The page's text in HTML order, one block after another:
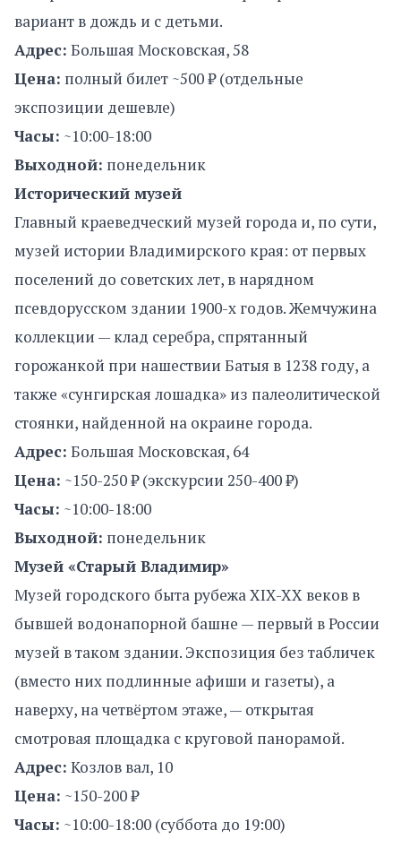
вариант в дождь и с детьми.
Адрес: Большая Московская, 58
Цена: полный билет ~500 ₽ (отдельные
экспозиции дешевле)
Часы: ~10:00-18:00
Выходной: понедельник
Исторический музей
Главный краеведческий музей города и, по сути,
музей истории Владимирского края: от первых
поселений до советских лет, в нарядном
псевдорусском здании 1900-х годов. Жемчужина
коллекции — клад серебра, спрятанный
горожанкой при нашествии Батыя в 1238 году, а
также «сунгирская лошадка» из палеолитической
стоянки, найденной на окраине города.
Адрес: Большая Московская, 64
Цена: ~150-250 ₽ (экскурсии 250-400 ₽)
Часы: ~10:00-18:00
Выходной: понедельник
Музей «Старый Владимир»
Музей городского быта рубежа XIX-XX веков в
бывшей водонапорной башне — первый в России
музей в таком здании. Экспозиция без табличек
(вместо них подлинные афиши и газеты), а
наверху, на четвёртом этаже, — открытая
смотровая площадка с круговой панорамой.
Адрес: Козлов вал, 10
Цена: ~150-200 ₽
Часы: ~10:00-18:00 (суббота до 19:00)